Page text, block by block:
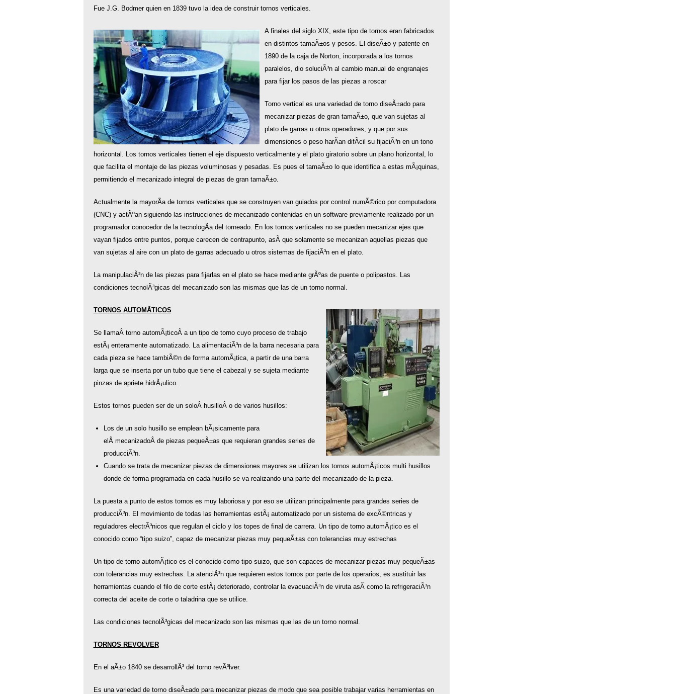
Fue J.G. Bodmer quien en 1839 tuvo la idea de construir tornos verticales.
A finales del siglo XIX, este tipo de tornos eran fabricados
en distintos tamaÃ±os y pesos. El diseÃ±o y patente en
1890 de la caja de Norton, incorporada a los tornos
paralelos, dio soluciÃ³n al cambio manual de engranajes
para fijar los pasos de las piezas a roscar
Torno vertical es una variedad de torno diseÃ±ado para
mecanizar piezas de gran tamaÃ±o, que van sujetas al
plato de garras u otros operadores, y que por sus
dimensiones o peso harÃ­an difÃ­cil su fijaciÃ³n en un tono
horizontal. Los tornos verticales tienen el eje dispuesto verticalmente y el plato giratorio sobre un plano horizontal, lo
que facilita el montaje de las piezas voluminosas y pesadas. Es pues el tamaÃ±o lo que identifica a estas mÃ¡quinas,
permitiendo el mecanizado integral de piezas de gran tamaÃ±o.
Actualmente la mayorÃ­a de tornos verticales que se construyen van guiados por control numÃ©rico por computadora
(CNC) y actÃºan siguiendo las instrucciones de mecanizado contenidas en un software previamente realizado por un
programador conocedor de la tecnologÃ­a del torneado. En los tornos verticales no se pueden mecanizar ejes que
vayan fijados entre puntos, porque carecen de contrapunto, asÃ­ que solamente se mecanizan aquellas piezas que
van sujetas al aire con un plato de garras adecuado u otros sistemas de fijaciÃ³n en el plato.
La manipulaciÃ³n de las piezas para fijarlas en el plato se hace mediante grÃºas de puente o polipastos. Las
condiciones tecnolÃ³gicas del mecanizado son las mismas que las de un torno normal.
TORNOS AUTOMÃTICOS
Se llamaÂ torno automÃ¡ticoÂ a un tipo de torno cuyo proceso de trabajo
estÃ¡ enteramente automatizado. La alimentaciÃ³n de la barra necesaria para
cada pieza se hace tambiÃ©n de forma automÃ¡tica, a partir de una barra
larga que se inserta por un tubo que tiene el cabezal y se sujeta mediante
pinzas de apriete hidrÃ¡ulico.
Estos tornos pueden ser de un soloÂ husilloÂ o de varios husillos:
Los de un solo husillo se emplean bÃ¡sicamente para
elÂ mecanizadoÂ de piezas pequeÃ±as que requieran grandes series de
producciÃ³n.
Cuando se trata de mecanizar piezas de dimensiones mayores se utilizan los tornos automÃ¡ticos multi husillos
donde de forma programada en cada husillo se va realizando una parte del mecanizado de la pieza.
La puesta a punto de estos tornos es muy laboriosa y por eso se utilizan principalmente para grandes series de
producciÃ³n. El movimiento de todas las herramientas estÃ¡ automatizado por un sistema de excÃ©ntricas y
reguladores electrÃ³nicos que regulan el ciclo y los topes de final de carrera. Un tipo de torno automÃ¡tico es el
conocido como “tipo suizo”, capaz de mecanizar piezas muy pequeÃ±as con tolerancias muy estrechas
Un tipo de torno automÃ¡tico es el conocido como tipo suizo, que son capaces de mecanizar piezas muy pequeÃ±as
con tolerancias muy estrechas. La atenciÃ³n que requieren estos tornos por parte de los operarios, es sustituir las
herramientas cuando el filo de corte estÃ¡ deteriorado, controlar la evacuaciÃ³n de viruta asÃ­ como la refrigeraciÃ³n
correcta del aceite de corte o taladrina que se utilice.
Las condiciones tecnolÃ³gicas del mecanizado son las mismas que las de un torno normal.
TORNOS REVOLVER
En el aÃ±o 1840 se desarrollÃ³ del torno revÃ³lver.
Es una variedad de torno diseÃ±ado para mecanizar piezas de modo que sea posible trabajar varias herramientas en